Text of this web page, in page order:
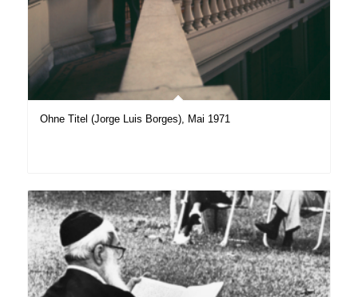
Ohne Titel (Jorge Luis Borges), Mai 1971